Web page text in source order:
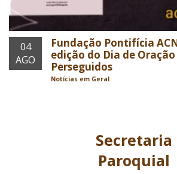
04
AGO
Fundação Pontifícia
edição do Dia de
Perseguidos
Notícias em Geral
Secretaria
Paroquial